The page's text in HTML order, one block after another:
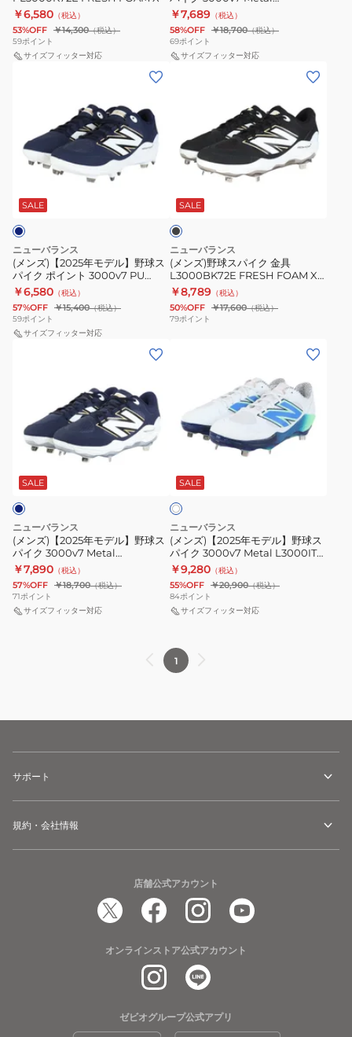
2E
2E
ト
PL3000K72E
FRESH
￥6,580 （税込）
53%OFF ￥14,300（税込）
59ポイント
サイズフィッター対応
イ
ク
3000v7
L3000TB7 2E
￥7,689 （税込）
58%OFF ￥18,700（税込）
69ポイント
サイズフィッター対応
【2025
年
ル】
野
球
ス
パ
イ
ク
ポ
3000v7
PU
Molded
2E
SALE
ニューバランス
(メンズ)【2025年モデル】野球ス
パイク ポイント 3000v7 PU
Molded PL3000N7 2E
￥6,580 （税込）
57%OFF ￥15,400（税込）
59ポイント
サイズフィッター対応
球
イ
ク
金
具
L3000BK72E
FRESH
FOAM
SALE
ブ
ニューバランス
(メンズ)野球スパイク 金具
L3000BK72E FRESH FOAM X
金属スパイク
￥8,789 （税込）
50%OFF ￥17,600（税込）
79ポイント
ル】
野
球
ス
パ
イ
ク
3000v7
SALE
ニューバランス
(メンズ)【2025年モデル】野球ス
パイク 3000v7 Metal
L3000TN7 2E
￥7,890 （税込）
57%OFF ￥18,700（税込）
71ポイント
サイズフィッター対応
【2025
ル】
野
球
ス
パ
イ
ク
3000v7
L3000IT7
2E
SALE
ホ
ニューバランス
(メンズ)【2025年モデル】野球ス
パイク 3000v7 Metal L3000IT7
2E
￥9,280 （税込）
55%OFF ￥20,900（税込）
84ポイント
サイズフィッター対応
1
サポート
規約・会社情報
店舗公式アカウント
オンラインストア公式アカウント
ゼビオグループ公式アプリ